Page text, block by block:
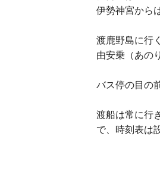
伊勢神宮から
渡鹿野島に行
由安乗（あの
バス停の目の
渡船は常に行
で、時刻表は